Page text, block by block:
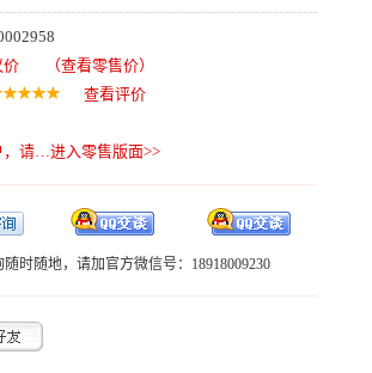
价
（查看零售价）
查看评价
，请…进入零售版面>>
时随地，请加官方微信号：18918009230